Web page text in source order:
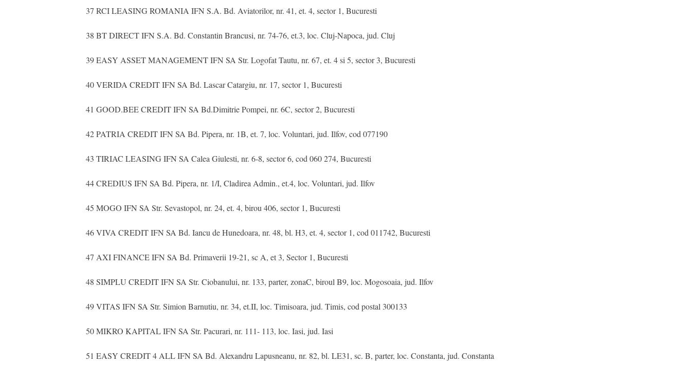
37 RCI LEASING ROMANIA IFN S.A. Bd. Aviatorilor, nr. 41, et. 4, sector 1, Bucuresti
38 BT DIRECT IFN S.A. Bd. Constantin Brancusi, nr. 74-76, et.3, loc. Cluj-Napoca, jud. Cluj
39 EASY ASSET MANAGEMENT IFN SA Str. Logofat Tautu, nr. 67, et. 4 si 5, sector 3, Bucuresti
40 VERIDA CREDIT IFN SA Bd. Lascar Catargiu, nr. 17, sector 1, Bucuresti
41 GOOD.BEE CREDIT IFN SA Bd.Dimitrie Pompei, nr. 6C, sector 2, Bucuresti
42 PATRIA CREDIT IFN SA Bd. Pipera, nr. 1B, et. 7, loc. Voluntari, jud. Ilfov, cod 077190
43 TIRIAC LEASING IFN SA Calea Giulesti, nr. 6-8, sector 6, cod 060 274, Bucuresti
44 CREDIUS IFN SA Bd. Pipera, nr. 1/I, Cladirea Admin., et.4, loc. Voluntari, jud. Ilfov
45 MOGO IFN SA Str. Sevastopol, nr. 24, et. 4, birou 406, sector 1, Bucuresti
46 VIVA CREDIT IFN SA Bd. Iancu de Hunedoara, nr. 48, bl. H3, et. 4, sector 1, cod 011742, Bucuresti
47 AXI FINANCE IFN SA Bd. Primaverii 19-21, sc A, et 3, Sector 1, Bucuresti
48 SIMPLU CREDIT IFN SA Str. Ciobanului, nr. 133, parter, zonaC, biroul B9, loc. Mogosoaia, jud. Ilfov
49 VITAS IFN SA Str. Simion Barnutiu, nr. 34, et.II, loc. Timisoara, jud. Timis, cod postal 300133
50 MIKRO KAPITAL IFN SA Str. Pacurari, nr. 111- 113, loc. Iasi, jud. Iasi
51 EASY CREDIT 4 ALL IFN SA Bd. Alexandru Lapusneanu, nr. 82, bl. LE31, sc. B, parter, loc. Constanta, jud. Constanta